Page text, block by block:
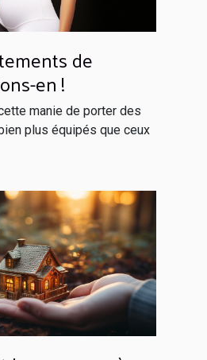
de
en !
manie de porter des
plus équipés que ceux